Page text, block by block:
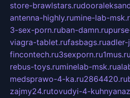
store-brawlstars.ru
antenna-highly.rumine-lab-
3-sex-porn.ruban-damn.ru
viagra-tablet.rufasbags.ruadler-
fincontech.ru3sexporn.ru1mus.ru
rebus-toys.ruminelab-msk.ru
medsprawo-4-ka.ru2864420.ru
zajmy24.rutovudyi-4-